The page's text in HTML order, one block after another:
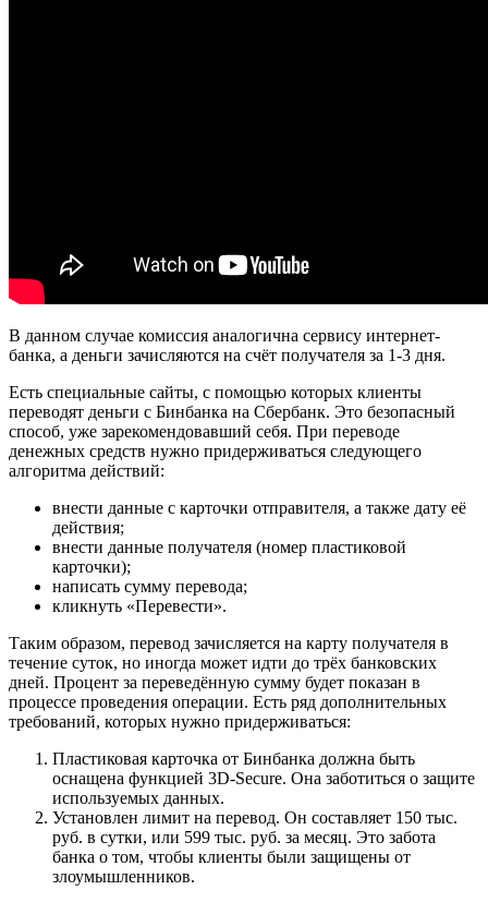
В данном случае комиссия аналогична сервису интернет-
банка, а деньги зачисляются на счёт получателя за 1-3 дня.
Есть специальные сайты, с помощью которых клиенты
переводят деньги с Бинбанка на Сбербанк. Это безопасный
способ, уже зарекомендовавший себя. При переводе
денежных средств нужно придерживаться следующего
алгоритма действий:
внести данные с карточки отправителя, а также дату её
действия;
внести данные получателя (номер пластиковой
карточки);
написать сумму перевода;
кликнуть «Перевести».
Таким образом, перевод зачисляется на карту получателя в
течение суток, но иногда может идти до трёх банковских
дней. Процент за переведённую сумму будет показан в
процессе проведения операции. Есть ряд дополнительных
требований, которых нужно придерживаться:
Пластиковая карточка от Бинбанка должна быть
оснащена функцией 3D-Secure. Она заботиться о защите
используемых данных.
Установлен лимит на перевод. Он составляет 150 тыс.
руб. в сутки, или 599 тыс. руб. за месяц. Это забота
банка о том, чтобы клиенты были защищены от
злоумышленников.